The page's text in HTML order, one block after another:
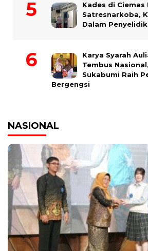
Kades di Ciemas
Satresnarkoba,
Dalam
Karya Syarah
Tembus
Sukabumi Raih
Bergengsi
NASIONAL